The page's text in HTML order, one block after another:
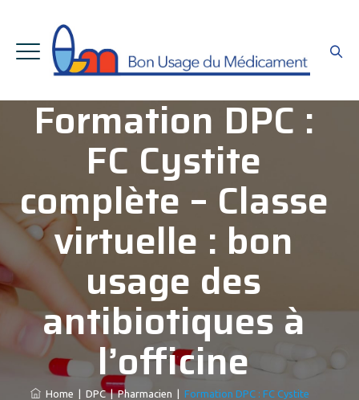
Formation DPC :
FC Cystite
complète – Classe
virtuelle : bon
usage des
antibiotiques à
l’officine
Home DPC|Pharmacien
Formation DPC : FC Cystite